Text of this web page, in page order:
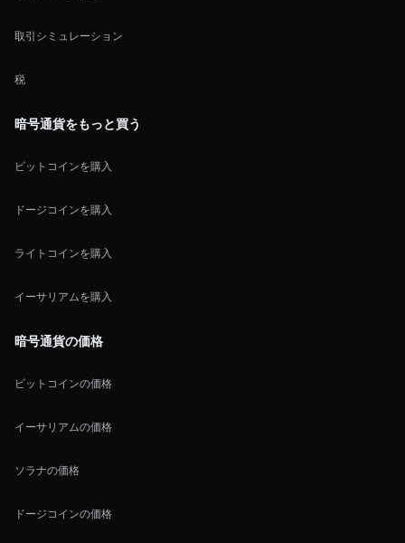
取引シミュレーション
税
暗号通貨をもっと買う
ビットコインを購入
ドージコインを購入
ライトコインを購入
イーサリアムを購入
暗号通貨の価格
ビットコインの価格
イーサリアムの価格
ソラナの価格
ドージコインの価格